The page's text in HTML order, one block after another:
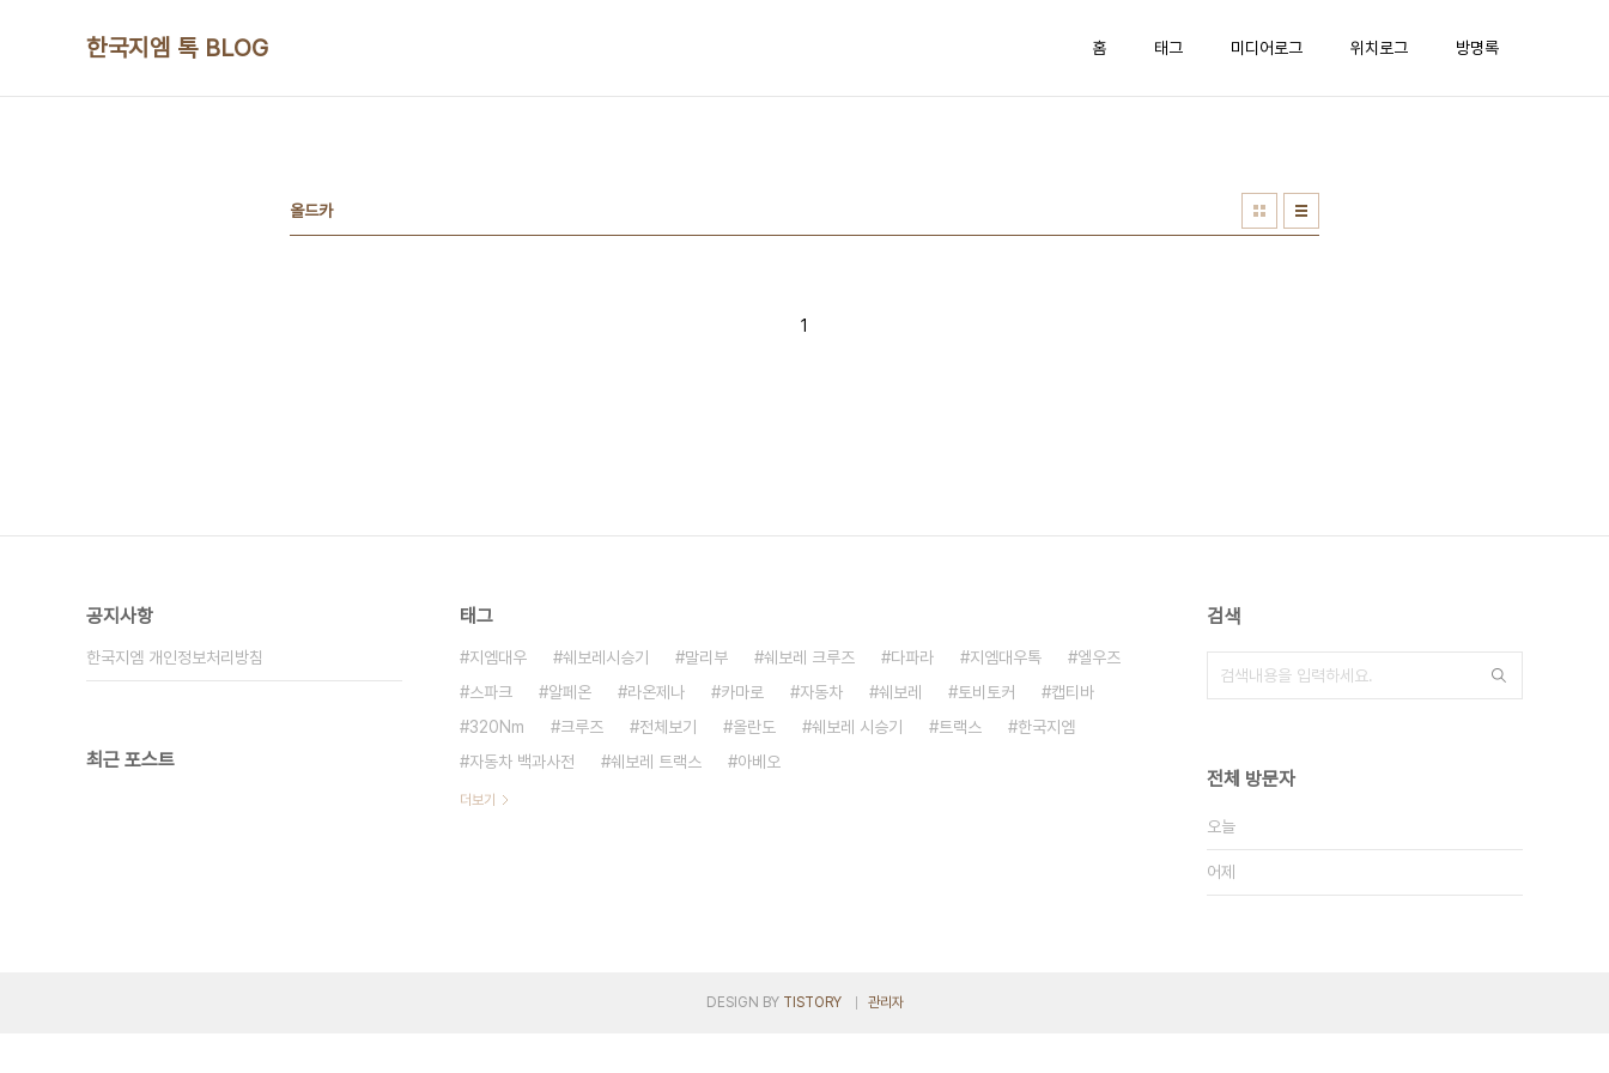
한국지엠 톡 BLOG 홈 태그 미디어로그 위치로그 방명록
올드카
1
공지사항
한국지엠 개인정보처리방침
최근 포스트
태그
지엠대우 쉐보레시승기 말리부 쉐보레 크루즈 다파라 지엠대우톡
엘우즈
스파크
알페온 라온제나 카마로 자동차 쉐보레 토비토커
캡티바
320Nm
크루즈 전체보기 올란도 쉐보레 시승기 트랙스
한국지엠
자동차 백과사전
쉐보레 트랙스 아베오
더보기
검색
전체 방문자
오늘
어제
DESIGN BY TISTORY 관리자